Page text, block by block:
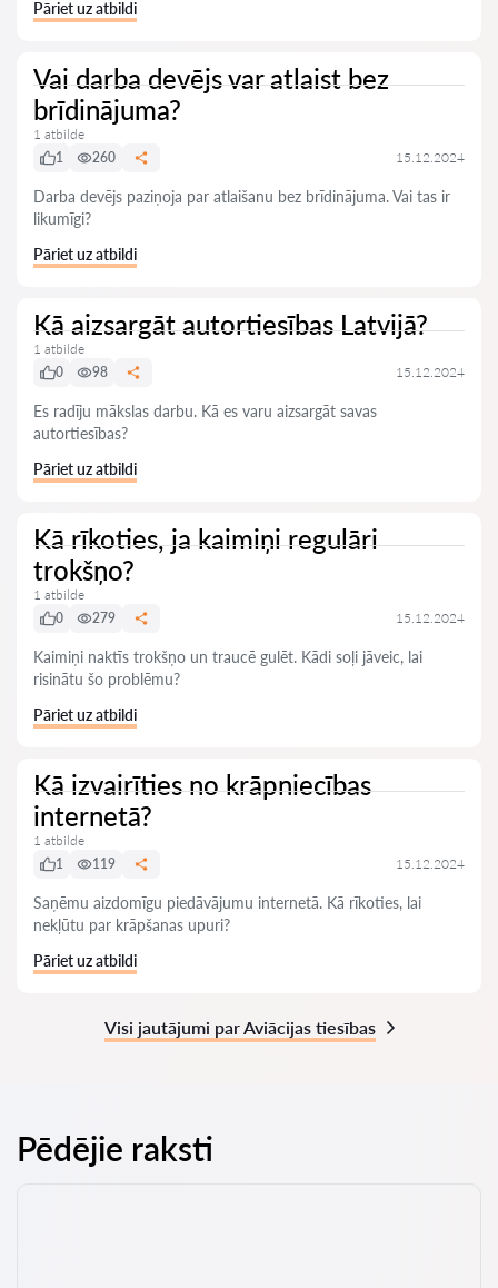
Pāriet uz atbildi
Vai darba devējs var atlaist bez
brīdinājuma?
1 atbilde
1
260 15.12.2024
Darba devējs paziņoja par atlaišanu bez brīdinājuma. Vai tas ir
likumīgi?
Pāriet uz atbildi
Kā aizsargāt autortiesības Latvijā?
1 atbilde
0
98 15.12.2024
Es radīju mākslas darbu. Kā es varu aizsargāt savas
autortiesības?
Pāriet uz atbildi
Kā rīkoties, ja kaimiņi regulāri
trokšņo?
1 atbilde
0
279 15.12.2024
Kaimiņi naktīs trokšņo un traucē gulēt. Kādi soļi jāveic, lai
risinātu šo problēmu?
Pāriet uz atbildi
Kā izvairīties no krāpniecības
internetā?
1 atbilde
1
119 15.12.2024
Saņēmu aizdomīgu piedāvājumu internetā. Kā rīkoties, lai
nekļūtu par krāpšanas upuri?
Pāriet uz atbildi
Visi jautājumi par Aviācijas tiesības
Pēdējie raksti